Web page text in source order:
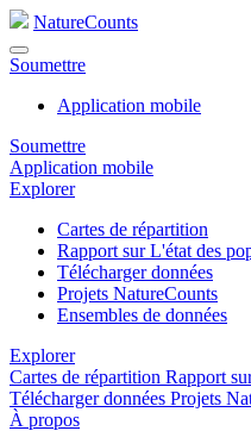
NatureCounts
Soumettre
Application mobile
Soumettre
Application mobile
Explorer
Cartes de répartition
Rapport sur L'état des
Télécharger données
Projets NatureCounts
Ensembles de données
Explorer
Cartes de répartition Rapport
Télécharger données Projets
À propos